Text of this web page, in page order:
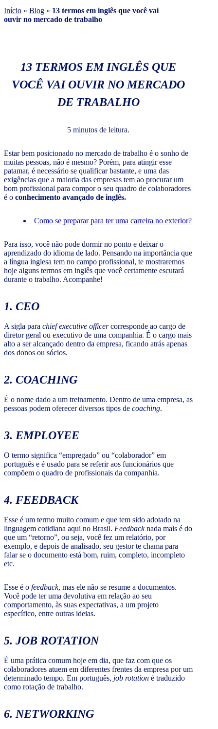
Início » Blog » 13 termos em inglês que você vai
ouvir no mercado de trabalho
13 TERMOS EM INGLÊS QUE
VOCÊ VAI OUVIR NO MERCADO
DE TRABALHO
5 minutos de leitura.
Estar bem posicionado no mercado de trabalho é o sonho de
muitas pessoas, não é mesmo? Porém, para atingir esse
patamar, é necessário se qualificar bastante, e uma das
exigências que a maioria das empresas tem ao procurar um
bom profissional para compor o seu quadro de colaboradores
é o conhecimento avançado de inglês.
Como se preparar para ter uma carreira no exterior?
Para isso, você não pode dormir no ponto e deixar o
aprendizado do idioma de lado. Pensando na importância que
a língua inglesa tem no campo profissional, te mostraremos
hoje alguns termos em inglês que você certamente escutará
durante o trabalho. Acompanhe!
1. CEO
A sigla para chief executive officercorresponde ao cargo de
diretor geral ou executivo de uma companhia. É o cargo mais
alto a ser alcançado dentro da empresa, ficando atrás apenas
dos donos ou sócios.
2. COACHING
É o nome dado a um treinamento. Dentro de uma empresa, as
pessoas podem oferecer diversos tipos de coaching.
3. EMPLOYEE
O termo significa “empregado” ou “colaborador” em
português e é usado para se referir aos funcionários que
compõem o quadro de profissionais da companhia.
4. FEEDBACK
Esse é um termo muito comum e que tem sido adotado na
linguagem cotidiana aqui no Brasil. Feedbacknada mais é do
que um “retorno”, ou seja, você fez um relatório, por
exemplo, e depois de analisado, seu gestor te chama para
falar se o documento está bom, ruim, completo, incompleto
etc.
Esse é o feedback, mas ele não se resume a documentos.
Você pode ter uma devolutiva em relação ao seu
comportamento, às suas expectativas, a um projeto
específico, entre outras ideias.
5. JOB ROTATION
É uma prática comum hoje em dia, que faz com que os
colaboradores atuem em diferentes frentes da empresa por um
determinado tempo. Em português, job rotation é traduzido
como rotação de trabalho.
6. NETWORKING